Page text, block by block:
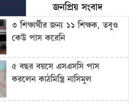
জনপ্রিয় সংবাদ
৩ শিক্ষার্থীর জন্য ১১ শিক্ষক, তবুও
কেউ পাস করেনি
৫ বছর বয়সে এসএসসি পাস
করলেন কাঠমিস্ত্রি নাসিমুল